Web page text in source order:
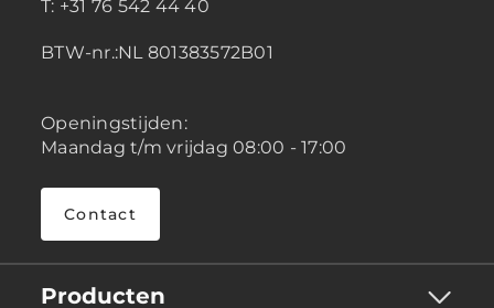
T: +31 76 542 44 40
BTW-nr.:NL 801383572B01
Openingstijden:
Maandag t/m vrijdag 08:00 - 17:00
Contact
Producten